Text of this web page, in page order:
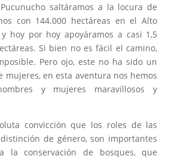
saltáramos a la locura de
con 144.000 hectáreas en el Alto
y hoy por hoy apoyáramos a casi 1,5
Si bien no es fácil el camino,
Pero ojo, este no ha sido un
mujeres, en esta aventura nos hemos
y mujeres maravillosos y
convicción que los roles de las
de género, son importantes
la conservación de bosques, que